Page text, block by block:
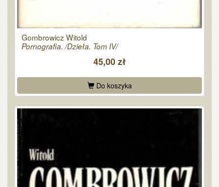
Gombrowicz Witold
Pornografia. /Dzieła. Tom IV/
45,00 zł
Do koszyka